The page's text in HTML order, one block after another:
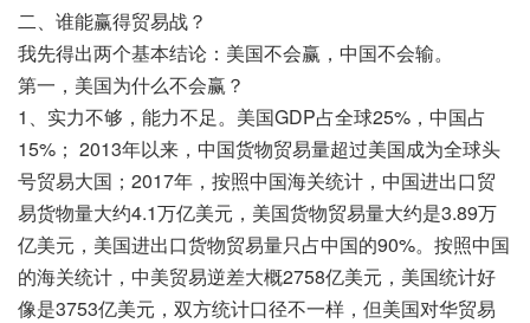
二、谁能赢得贸易战？
我先得出两个基本结论：美国不会赢，中国不会输。
第一，美国为什么不会赢？
1、实力不够，能力不足。美国GDP占全球25%，中国占
15%； 2013年以来，中国货物贸易量超过美国成为全球头
号贸易大国；2017年，按照中国海关统计，中国进出口贸
易货物量大约4.1万亿美元，美国货物贸易量大约是3.89万
亿美元，美国进出口货物贸易量只占中国的90%。按照中国
的海关统计，中美贸易逆差大概2758亿美元，美国统计好
像是3753亿美元，双方统计口径不一样，但美国对华贸易